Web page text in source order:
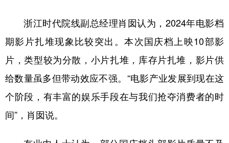
浙江时代院线副总经理肖囡认为，2024年电影档
期影片扎堆现象比较突出。本次国庆档上映10部影
片，类型较为分散，小片扎堆，库存片扎堆，影片供
给数量虽多但带动效应不强。“电影产业发展到现在这
个阶段，有丰富的娱乐手段在与我们抢夺消费者的时
间”，肖囡说。